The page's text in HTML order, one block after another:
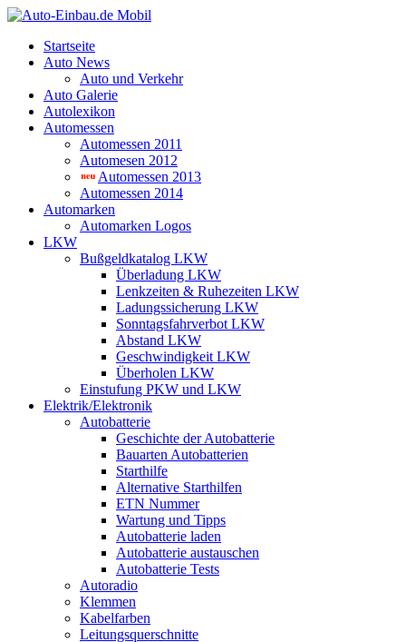
Startseite
Auto News
Auto und Verkehr
Auto Galerie
Autolexikon
Automessen
Automessen 2011
Automesen 2012
Automessen 2013
Automessen 2014
Automarken
Automarken Logos
LKW
Bußgeldkatalog LKW
Überladung LKW
Lenkzeiten & Ruhezeiten LKW
Ladungssicherung LKW
Sonntagsfahrverbot LKW
Abstand LKW
Geschwindigkeit LKW
Überholen LKW
Einstufung PKW und LKW
Elektrik/Elektronik
Autobatterie
Geschichte der Autobatterie
Bauarten Autobatterien
Starthilfe
Alternative Starthilfen
ETN Nummer
Wartung und Tipps
Autobatterie laden
Autobatterie austauschen
Autobatterie Tests
Autoradio
Klemmen
Kabelfarben
Leitungsquerschnitte